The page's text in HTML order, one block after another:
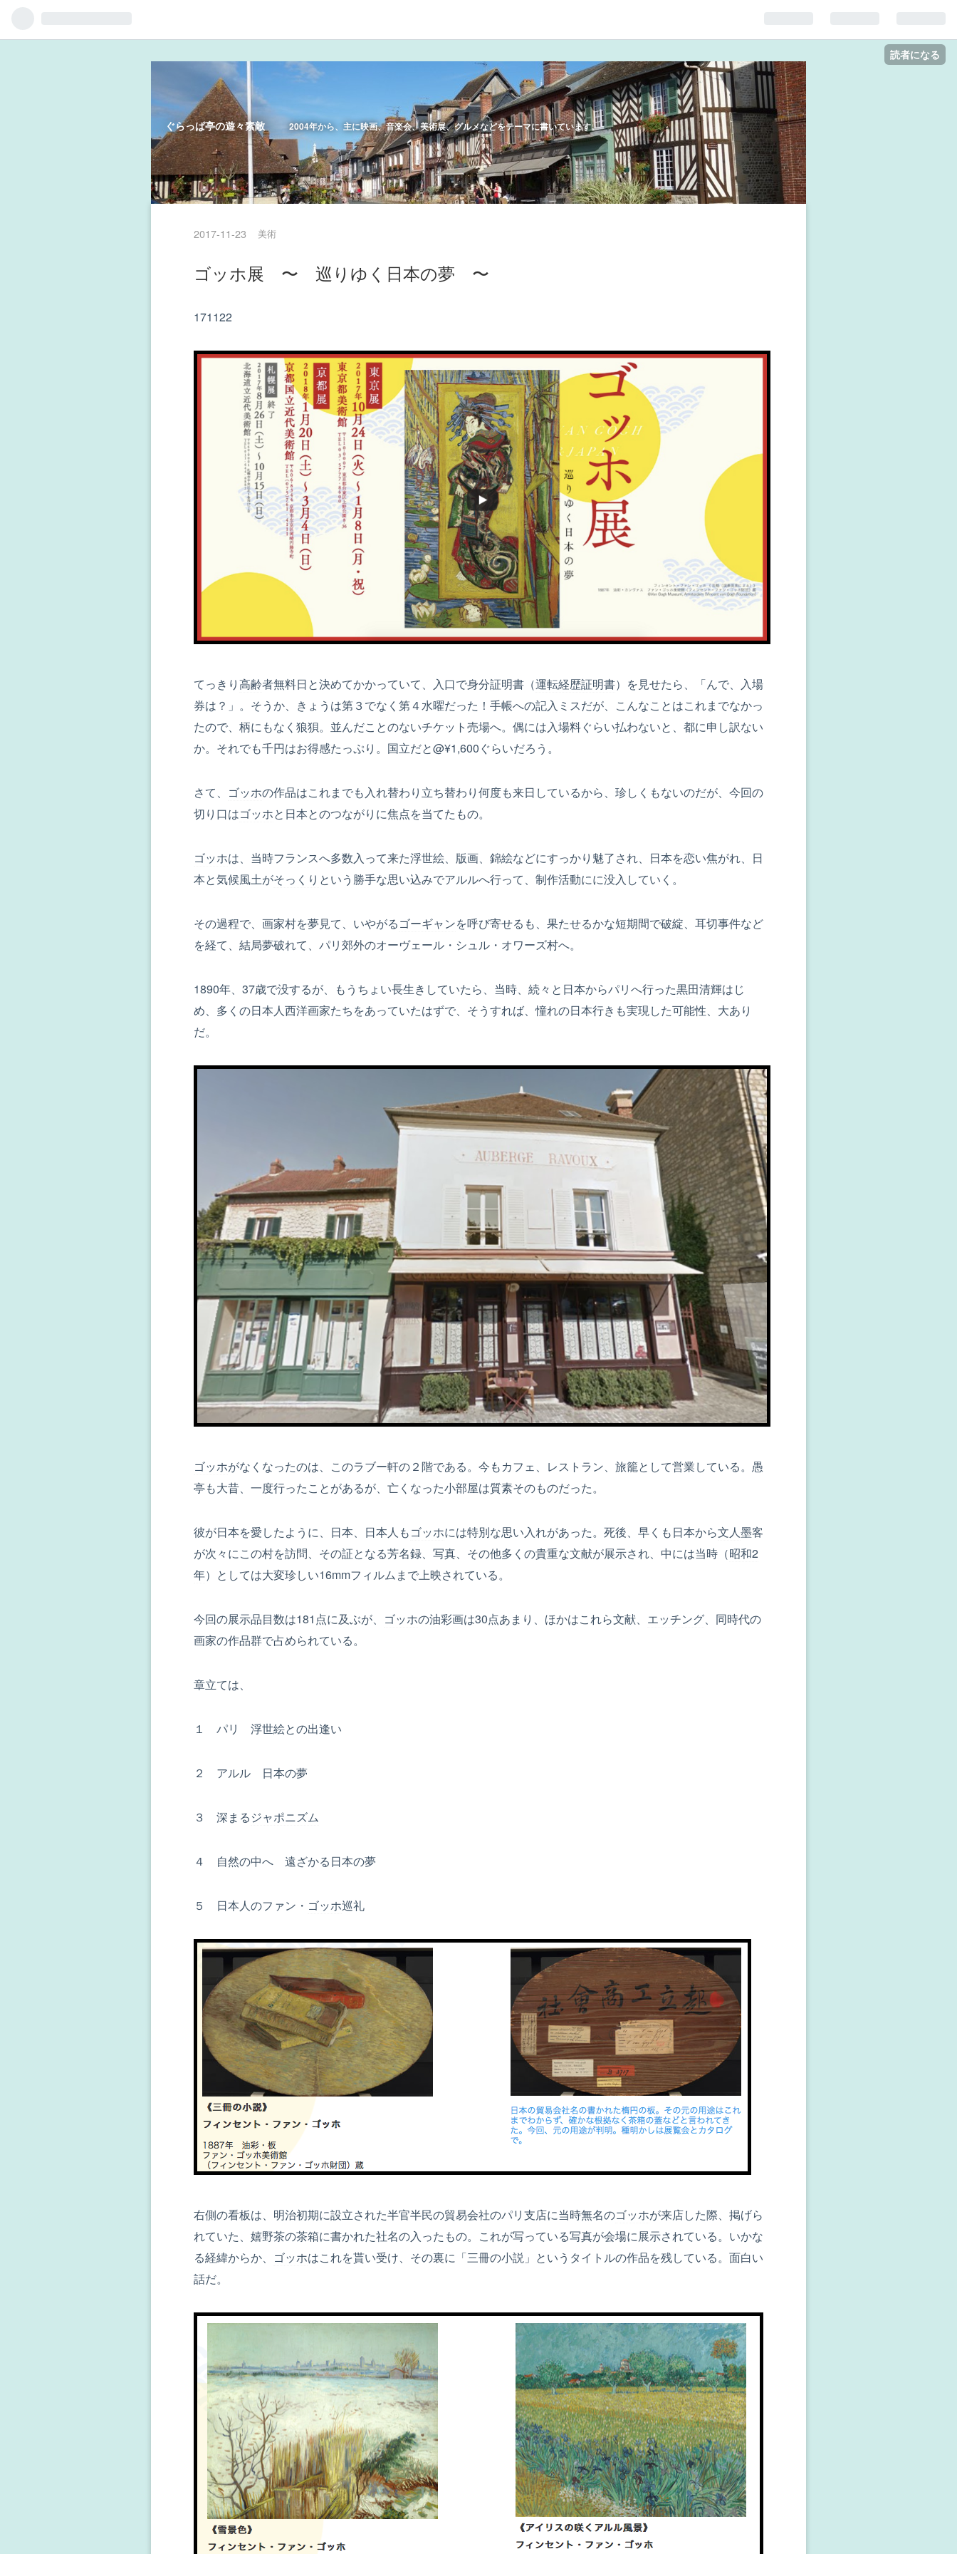
読者になる
ぐらっぱ亭の遊々素敵 2004年から、主に映画、音楽会、美術展、グルメなどをテーマに書いています。
2017-11-23
ゴッホ展 〜 巡りゆく日本の夢 〜
美術
171122
てっきり高齢者無料日と決めてかかっていて、入口で身分証明書（運転経歴証明書）を見せたら、「んで、入場
券は？」。そうか、きょうは第３でなく第４水曜だった！手帳への記入ミスだが、こんなことはこれまでなかっ
たので、柄にもなく狼狽。並んだことのないチケット売場へ。偶には入場料ぐらい払わないと、都に申し訳ない
か。それでも千円はお得感たっぷり。国立だと@¥1,600ぐらいだろう。
さて、 ゴッホの作品はこれまでも入れ替わり立ち替わり何度も来日しているから、珍しくもないのだが、今回の
切り口はゴッホと日本とのつながりに焦点を当てたもの。
ゴッホは、当時フランスへ多数入って来た浮世絵、版画、錦絵などにすっかり魅了され、日本を恋い焦がれ、日
本と気候風土がそっくり という勝手な思い込みでアルルへ行って、制作活動にに没入していく。
その過程で、画家村を夢見て、いやがるゴーギャンを呼び寄せるも、果たせるかな短期間で破綻、耳切事件など
を経て、結局夢破れて、パリ郊外のオーヴェール・シュル・オワーズ村へ。
1890年、37歳で没するが、もうちょい長生きしていたら、当時、続々と日本からパリへ行った黒田清輝はじ
め、多くの日本人西洋画家たちをあっていたはずで、そうすれば、憧れの日本行きも実現した可能性、大あり
だ。
ゴッホがなくなったのは、このラブー軒の２階である。今もカフェ、レストラン、旅籠として営業している。愚
亭も大昔、一度行ったことがあるが、亡くなった小部屋は質素そのものだった。
彼が日本を愛したように、日本、日本人もゴッホには特別な思い入れがあった。死後、早くも日本から文人墨客
が次々にこの村を訪問、その証となる芳名録、写真、その他多くの貴重な文献が展示され、中には当時（昭和2
年）としては大変珍しい16mmフィルムまで上映されている。
今回の展示品目数は181点に及ぶが、 ゴッホの油彩画は30点あまり、ほかはこれら文献、 エッチング、同時代の
画家の作品群で占められている。
章立ては、
１ パリ 浮世絵との出逢い
２ アルル 日本の夢
３ 深まるジャポニズム
４ 自然の中へ 遠ざかる日本の夢
５ 日本人のファン・ ゴッホ巡礼
右側の看板は、明治初期に設立された半官半民の貿易会社のパリ支店に当時無名のゴッホが来店した際、掲げら
れていた、嬉野茶の茶箱に書かれた社名の入ったもの。これが写っている写真が会場に展示されている。いかな
る経緯からか、 ゴッホはこれを貰い受け、その裏に「三冊の小説」というタイトルの作品を残している。面白い
話だ。